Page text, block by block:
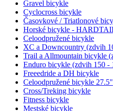
Gravel bicykle
Cyclocross bicykle
Časovkové / Triatlonové
Horské bicykle -
Celoodpružené bicykle
XC a Downcountry (zdvih
Trail a Allmountain bicykle
Enduro bicykle (zdvih 150 -
Freeedride a DH bicykle
Celoodpružené bicykle 27.5"
Cross/Treking bicykle
Fitness bicykle
Mestské bicykle